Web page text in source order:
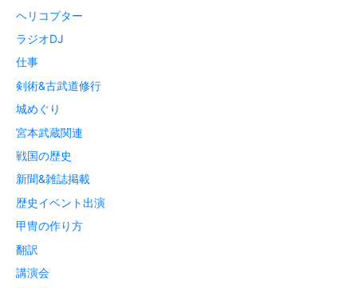
ヘリコプター
ラジオDJ
仕事
剣術&古武道修行
城めぐり
宮本武蔵関連
戦国の歴史
新聞&雑誌掲載
歴史イベント出演
甲冑の作り方
翻訳
講演会